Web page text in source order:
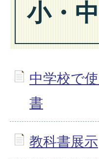
小・
中学校で
書
教科書展示